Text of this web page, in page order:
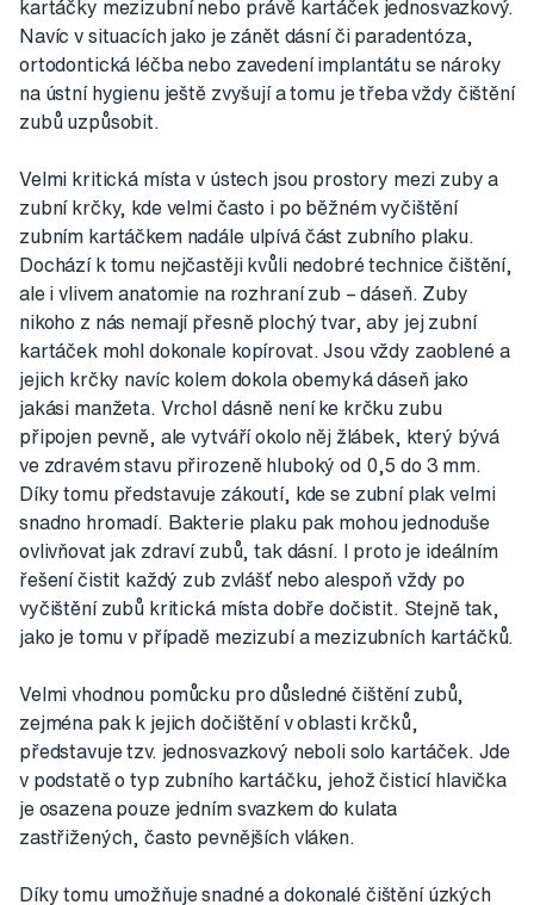
kartáčky mezizubní nebo právě kartáček jednosvazkový.
Navíc v situacích jako je zánět dásní či paradentóza,
ortodontická léčba nebo zavedení implantátu se nároky
na ústní hygienu ještě zvyšují a tomu je třeba vždy čištění
zubů uzpůsobit.
Velmi kritická místa v ústech jsou prostory mezi zuby a
zubní krčky, kde velmi často i po běžném vyčištění
zubním kartáčkem nadále ulpívá část zubního plaku.
Dochází k tomu nejčastěji kvůli nedobré technice čištění,
ale i vlivem anatomie na rozhraní zub – dáseň. Zuby
nikoho z nás nemají přesně plochý tvar, aby jej zubní
kartáček mohl dokonale kopírovat. Jsou vždy zaoblené a
jejich krčky navíc kolem dokola obemyká dáseň jako
jakási manžeta. Vrchol dásně není ke krčku zubu
připojen pevně, ale vytváří okolo něj žlábek, který bývá
ve zdravém stavu přirozeně hluboký od 0,5 do 3 mm.
Díky tomu představuje zákoutí, kde se zubní plak velmi
snadno hromadí. Bakterie plaku pak mohou jednoduše
ovlivňovat jak zdraví zubů, tak dásní. I proto je ideálním
řešení čistit každý zub zvlášť nebo alespoň vždy po
vyčištění zubů kritická místa dobře dočistit. Stejně tak,
jako je tomu v případě mezizubí a mezizubních kartáčků.
Velmi vhodnou pomůcku pro důsledné čištění zubů,
zejména pak k jejich dočištění v oblasti krčků,
představuje tzv. jednosvazkový neboli solo kartáček. Jde
v podstatě o typ zubního kartáčku, jehož čisticí hlavička
je osazena pouze jedním svazkem do kulata
zastřižených, často pevnějších vláken.
Díky tomu umožňuje snadné a dokonalé čištění úzkých